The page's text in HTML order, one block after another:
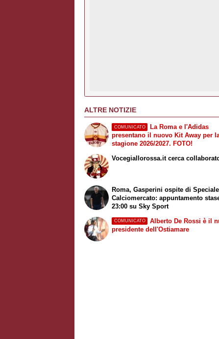
ALTRE NOTIZIE
COMUNICATO
La Roma e l'Adidas
presentano il nuovo Kit Away per
stagione 2026/2027. FOTO!
Vocegiallorossa.it cerca
Roma, Gasperini ospite diSpeciale
Calciomercato: appuntamento
23:00 suSky Sport
COMUNICATO
Alberto De Rossi è il
presidente dell'Ostiamare